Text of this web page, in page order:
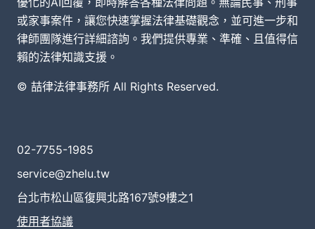
或家事案件，讓您快速掌握法律基礎觀念，並可進一步和
律師團隊進行詳細諮詢。我們提供專業、準確、且值得信
賴的法律知識支援。
© 喆律法律事務所 All Rights Reserved.
02-7755-1985
service@zhelu.tw
台北市松山區復興北路167號9樓之1
使用者協議